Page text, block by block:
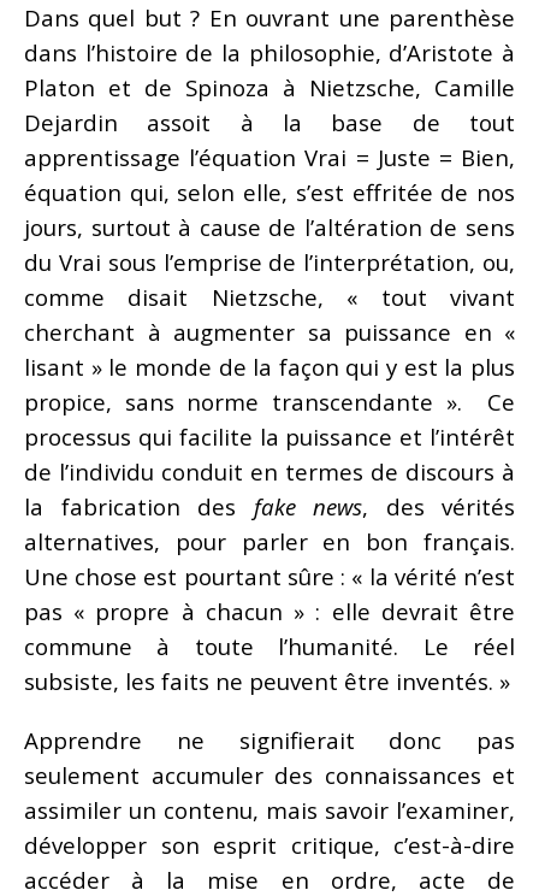
Dans quel but ? En ouvrant une parenthèse
dans l’histoire de la philosophie, d’Aristote à
Platon et de Spinoza à Nietzsche, Camille
Dejardin assoit à la base de tout
apprentissage l’équation Vrai = Juste = Bien,
équation qui, selon elle, s’est effritée de nos
jours, surtout à cause de l’altération de sens
du Vrai sous l’emprise de l’interprétation, ou,
comme disait Nietzsche, « tout vivant
cherchant à augmenter sa puissance en «
lisant » le monde de la façon qui y est la plus
propice, sans norme transcendante ». Ce
processus qui facilite la puissance et l’intérêt
de l’individu conduit en termes de discours à
la fabrication des fake news, des vérités
alternatives, pour parler en bon français.
Une chose est pourtant sûre : « la vérité n’est
pas « propre à chacun » : elle devrait être
commune à toute l’humanité. Le réel
subsiste, les faits ne peuvent être inventés. »
Apprendre ne signifierait donc pas
seulement accumuler des connaissances et
assimiler un contenu, mais savoir l’examiner,
développer son esprit critique, c’est-à-dire
accéder à la mise en ordre, acte de